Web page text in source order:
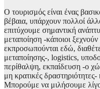
Ο τουρισμός είναι ένας
βέβαια, υπάρχουν πολλοί
επιτύχουμε σημαντική
μεταποίηση -κάποιοι
εκπροσωπούνται εδώ,
μεταποίησης-, logistics,
περίθαλψη, εκπαίδευση -ο
μη κρατικές
Μπορούμε να μιλήσουμε